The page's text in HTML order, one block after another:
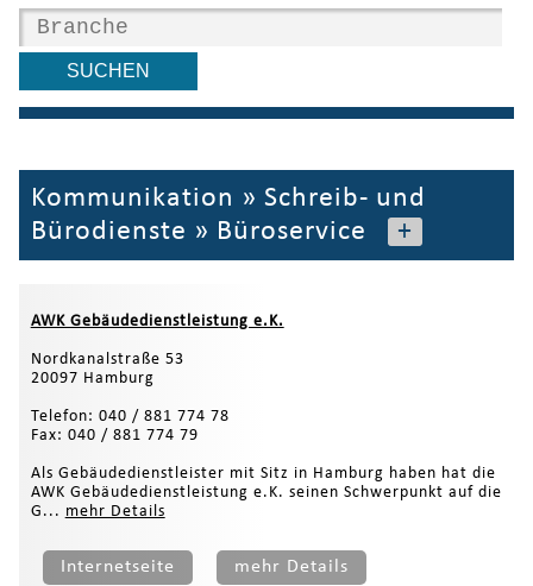
Kommunikation » Schreib- und
Bürodienste » Büroservice +
AWK Gebäudedienstleistung e.K.
Nordkanalstraße 53
20097 Hamburg
Telefon: 040 / 881 774 78
Fax: 040 / 881 774 79
Als Gebäudedienstleister mit Sitz in Hamburg haben hat die
AWK Gebäudedienstleistung e.K. seinen Schwerpunkt auf die
G... mehr Details
Internetseite mehr Details